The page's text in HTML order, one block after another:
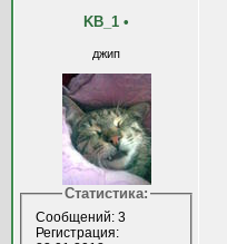
KB_1 •
джип
Статистика:
Сообщений: 3
Регистрация: